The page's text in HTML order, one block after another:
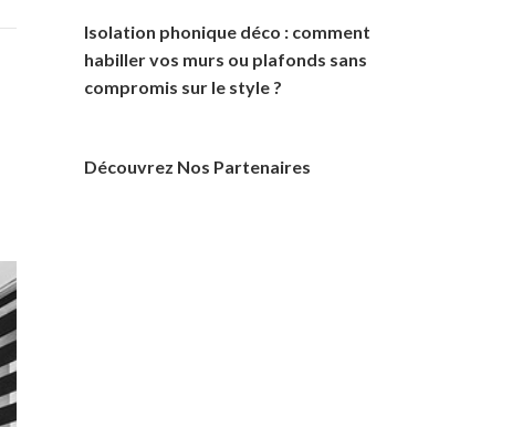
Isolation phonique déco : comment
habiller vos murs ou plafonds sans
compromis sur le style ?
Découvrez Nos Partenaires